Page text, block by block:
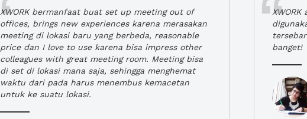
XWORK bermanfaat buat set up meeting out of
offices, brings new experiences karena merasakan
meeting di lokasi baru yang berbeda, reasonable
price dan I love to use karena bisa impress other
colleagues with great meeting room. Meeting bisa
di set di lokasi mana saja, sehingga menghemat
waktu dari pada harus menembus kemacetan
untuk ke suatu lokasi.
banget!